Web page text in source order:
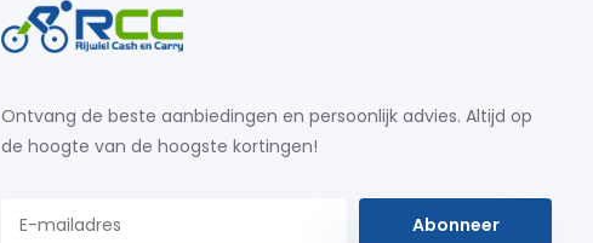
Ontvang de beste aanbiedingen en persoonlijk advies. Altijd op
de hoogte van de hoogste kortingen!
Abonneer